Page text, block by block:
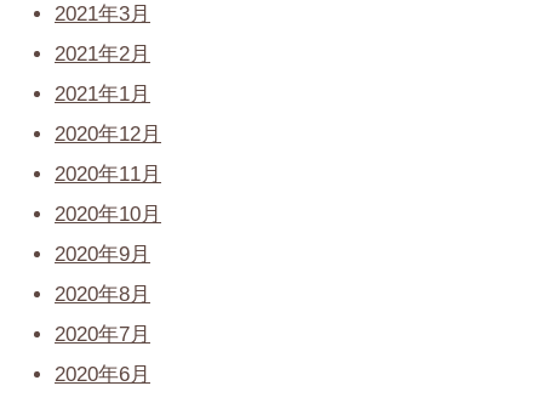
2021年3月
2021年2月
2021年1月
2020年12月
2020年11月
2020年10月
2020年9月
2020年8月
2020年7月
2020年6月